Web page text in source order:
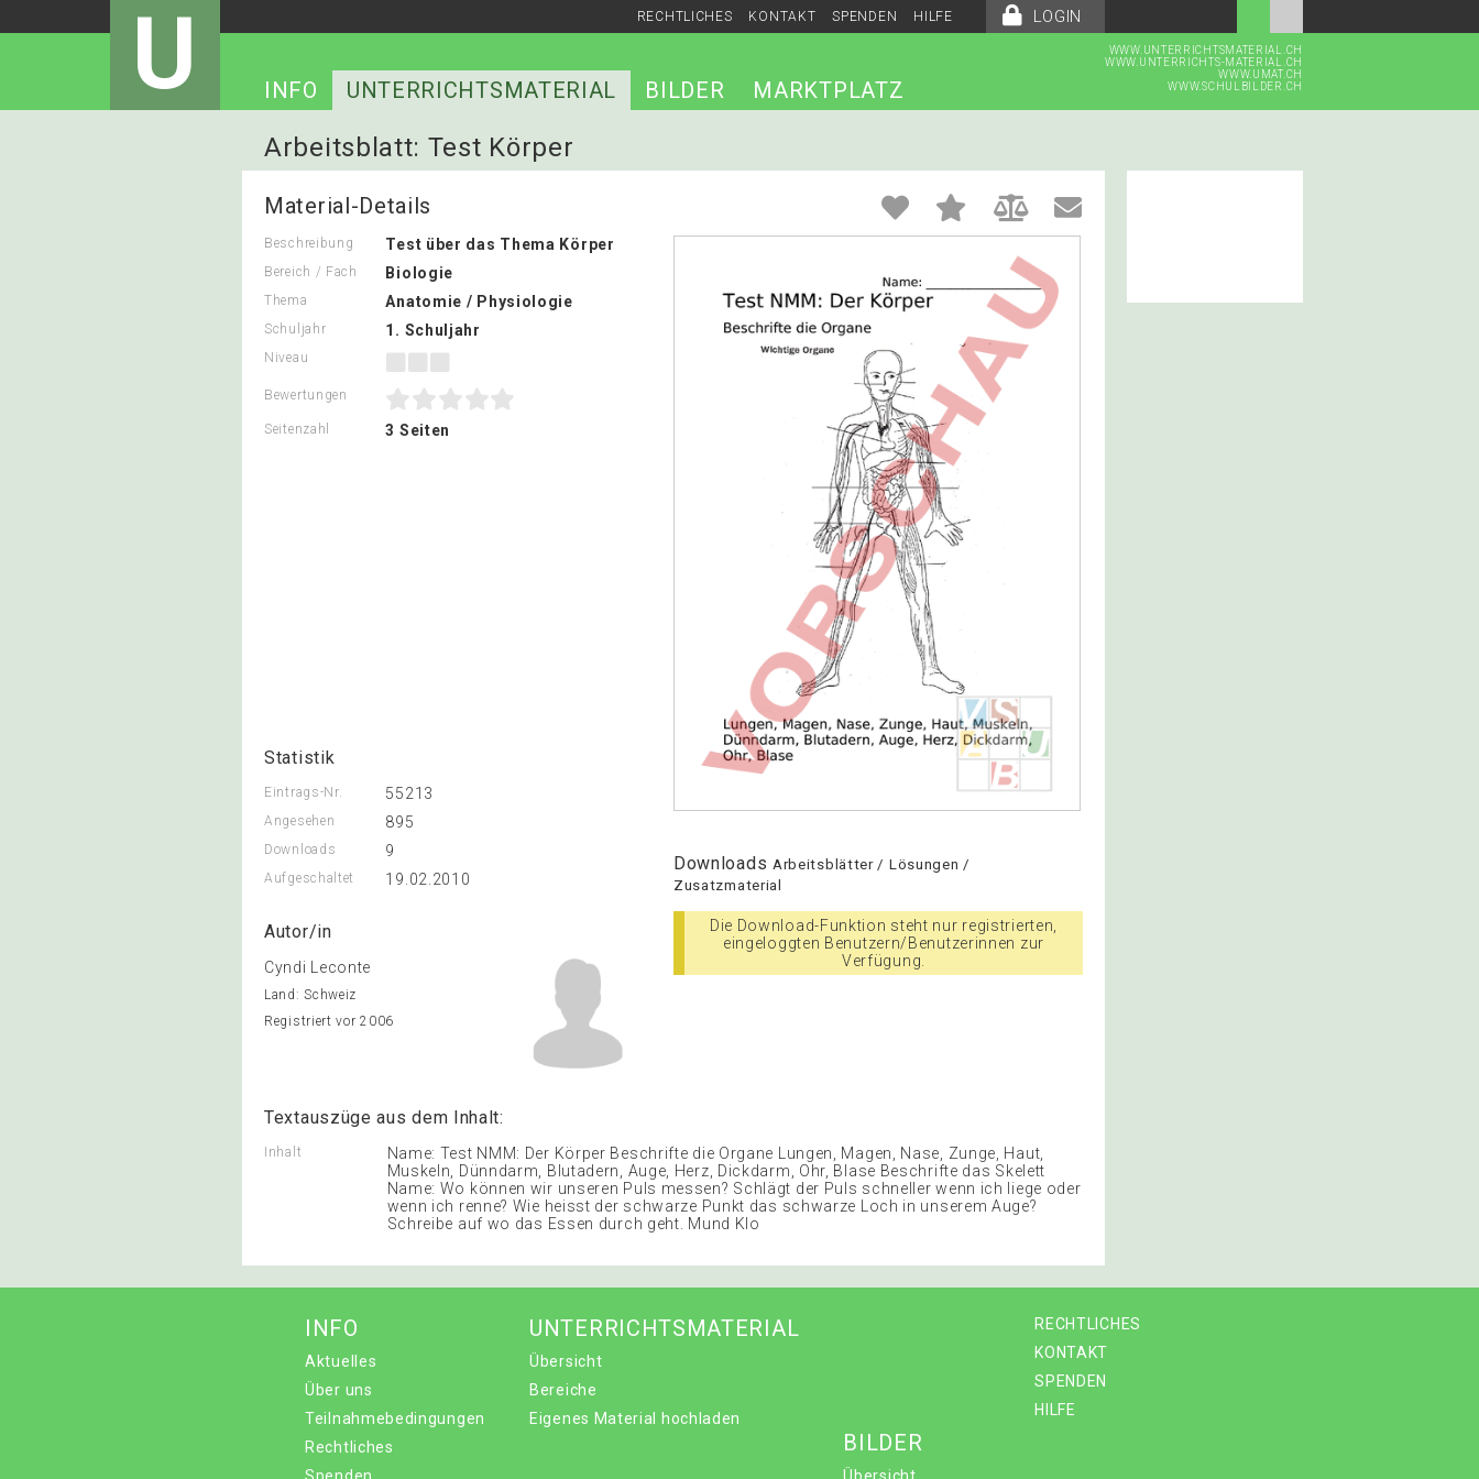
LOGIN
RECHTLICHES KONTAKT SPENDEN HILFE
U
WWW.UNTERRICHTSMATERIAL.CH
WWW.UNTERRICHTS-MATERIAL.CH
WWW.UMAT.CH
WWW.SCHULBILDER.CH
INFO UNTERRICHTSMATERIAL BILDER MARKTPLATZ
Arbeitsblatt: Test Körper
Material-Details
Beschreibung Test über das Thema Körper
Bereich / Fach Biologie
Thema Anatomie / Physiologie
Schuljahr 1. Schuljahr
Niveau
Bewertungen
Seitenzahl 3 Seiten
Statistik
Eintrags-Nr. 55213
Angesehen 895
Downloads 9
Aufgeschaltet 19.02.2010
Autor/in
Cyndi Leconte
Land: Schweiz
Registriert vor 2006
Downloads Arbeitsblätter / Lösungen /
Zusatzmaterial
Die Download-Funktion steht nur registrierten,
eingeloggten Benutzern/Benutzerinnen zur
Verfügung.
Textauszüge aus dem Inhalt:
Inhalt
Name: Test NMM: Der Körper Beschrifte die Organe Lungen, Magen, Nase, Zunge, Haut,
Muskeln, Dünndarm, Blutadern, Auge, Herz, Dickdarm, Ohr, Blase Beschrifte das Skelett
Name: Wo können wir unseren Puls messen? Schlägt der Puls schneller wenn ich liege oder
wenn ich renne? Wie heisst der schwarze Punkt das schwarze Loch in unserem Auge?
Schreibe auf wo das Essen durch geht. Mund Klo
RECHTLICHES
KONTAKT
SPENDEN
HILFE
INFO
Aktuelles
Über uns
Teilnahmebedingungen
Rechtliches
UNTERRICHTSMATERIAL
Übersicht
Bereiche
Eigenes Material hochladen
BILDER